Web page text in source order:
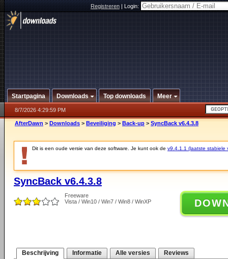
Registreren|Login:
Startpagina Downloads Top downloads Meer
8/7/2026 4:29:59 PM
AfterDawn > Downloads > Beveiliging > Back-up > SyncBack v6.4.3.8
Dit is een oude versie van deze software. Je kunt ook de v9.4.1.1 (laatste stabiele
SyncBack v6.4.3.8
Freeware
Vista / Win10 / Win7 / Win8 / WinXP
Beschrijving Informatie Alle versies Reviews